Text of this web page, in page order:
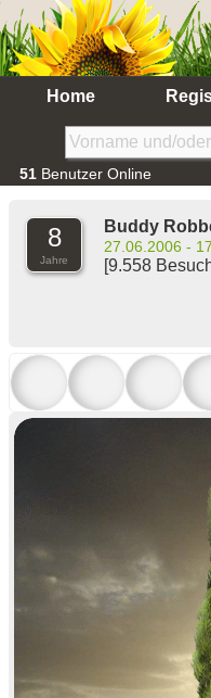
Home
51 Benutzer Online
8
Jahre
Buddy
27.06.2006 -
[9.558